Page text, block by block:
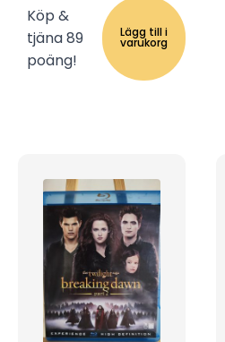
Köp &
tjäna 89
poäng!
Lägg till i
varukorg